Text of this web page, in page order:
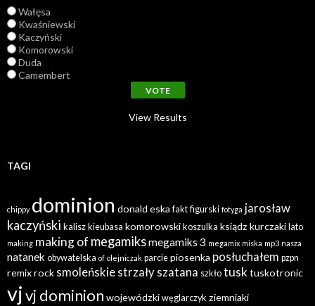
Wałęsa
Kwaśniewski
Kaczyński
Komorowski
Duda
Camembert
View Results
TAGI
chippy dominion donald eska fakt figurski fotyga jarosław
kaczyński kalisz kieubasa komorowski koszulka ksiądz kurczaki lato
making making of megamiksmegamiks 3 megamix miska mp3 nasza
natanek obywatelska of olejniczak parcie piosenka posłuchałem pzpn
remixrock smoleńskie strzały szatana szkło tusk tuskotronic
vjvj dominion wojewódzki węglarczyk ziemniaki